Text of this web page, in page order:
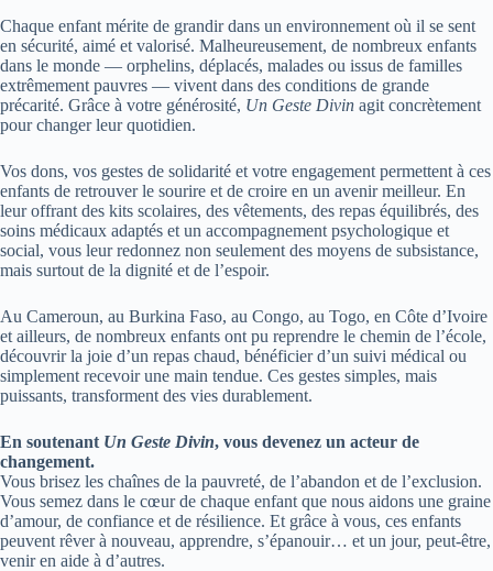
Chaque enfant mérite de grandir dans un environnement où il se sent
en sécurité, aimé et valorisé. Malheureusement, de nombreux enfants
dans le monde — orphelins, déplacés, malades ou issus de familles
extrêmement pauvres — vivent dans des conditions de grande
précarité. Grâce à votre générosité, Un Geste Divin agit concrètement
pour changer leur quotidien.
Vos dons, vos gestes de solidarité et votre engagement permettent à ces
enfants de retrouver le sourire et de croire en un avenir meilleur. En
leur offrant des kits scolaires, des vêtements, des repas équilibrés, des
soins médicaux adaptés et un accompagnement psychologique et
social, vous leur redonnez non seulement des moyens de subsistance,
mais surtout de la dignité et de l’espoir.
Au Cameroun, au Burkina Faso, au Congo, au Togo, en Côte d’Ivoire
et ailleurs, de nombreux enfants ont pu reprendre le chemin de l’école,
découvrir la joie d’un repas chaud, bénéficier d’un suivi médical ou
simplement recevoir une main tendue. Ces gestes simples, mais
puissants, transforment des vies durablement.
En soutenant Un Geste Divin, vous devenez un acteur de
changement.
Vous brisez les chaînes de la pauvreté, de l’abandon et de l’exclusion.
Vous semez dans le cœur de chaque enfant que nous aidons une graine
d’amour, de confiance et de résilience. Et grâce à vous, ces enfants
peuvent rêver à nouveau, apprendre, s’épanouir… et un jour, peut-être,
venir en aide à d’autres.